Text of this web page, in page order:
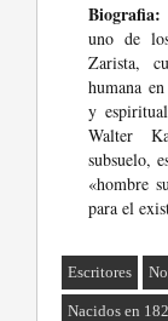
Biografia:
uno de
Zarista,
humana
y
Walter
subsuelo,
«hombre
para el
Escritores
Nacidos en